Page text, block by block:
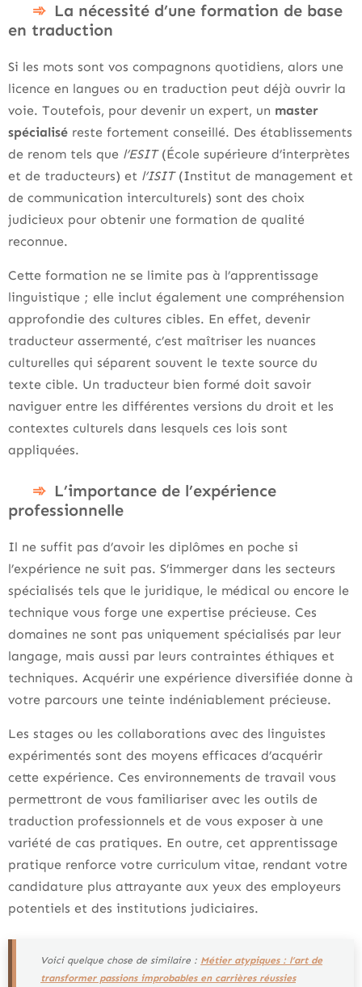
La nécessité d’une formation de base
en traduction
Si les mots sont vos compagnons quotidiens, alors une
licence en langues ou en traduction peut déjà ouvrir la
voie. Toutefois, pour devenir un expert, un master
spécialisé reste fortement conseillé. Des établissements
de renom tels que l’ESIT(École supérieure d’interprètes
et de traducteurs) et l’ISIT(Institut de management et
de communication interculturels) sont des choix
judicieux pour obtenir une formation de qualité
reconnue.
Cette formation ne se limite pas à l’apprentissage
linguistique ; elle inclut également une compréhension
approfondie des cultures cibles. En effet, devenir
traducteur assermenté, c’est maîtriser les nuances
culturelles qui séparent souvent le texte source du
texte cible. Un traducteur bien formé doit savoir
naviguer entre les différentes versions du droit et les
contextes culturels dans lesquels ces lois sont
appliquées.
L’importance de l’expérience
professionnelle
Il ne suffit pas d’avoir les diplômes en poche si
l’expérience ne suit pas. S’immerger dans les secteurs
spécialisés tels que le juridique, le médical ou encore le
technique vous forge une expertise précieuse. Ces
domaines ne sont pas uniquement spécialisés par leur
langage, mais aussi par leurs contraintes éthiques et
techniques. Acquérir une expérience diversifiée donne à
votre parcours une teinte indéniablement précieuse.
Les stages ou les collaborations avec des linguistes
expérimentés sont des moyens efficaces d’acquérir
cette expérience. Ces environnements de travail vous
permettront de vous familiariser avec les outils de
traduction professionnels et de vous exposer à une
variété de cas pratiques. En outre, cet apprentissage
pratique renforce votre curriculum vitae, rendant votre
candidature plus attrayante aux yeux des employeurs
potentiels et des institutions judiciaires.
Voici quelque chose de similaire : Métier atypiques : l’art de
transformer passions improbables en carrières réussies